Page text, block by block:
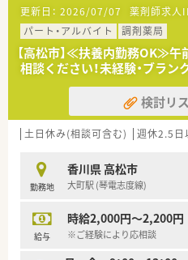
業務に集中できる作りにな
■薬局の周りに広々とした駐
■門前医院の院長先生も薬局
良好です。
<業務内容>
■外来は整形外科がメインと
■処方箋枚数は一日約30枚
■薬剤師は正社員1名とパー
幅広い年齢層の方がご活躍
■門前のクリニックとの関係
疑義照会などもしやすい環
<法人特徴>
■香川県高松市にて3店舗を
更新日： 2026/07/07 薬剤師求人
パート・アルバイト
調剤薬局
【高松市】≪扶養内勤務OK≫午
相談ください！未経験・ブラ
検討リ
土日休み(相談可含む) 週休2.5日
勤務地
香川県 高松市
大町駅 (琴電志度線)
給与
時給2,000円～2,200円
※ご経験により応相談